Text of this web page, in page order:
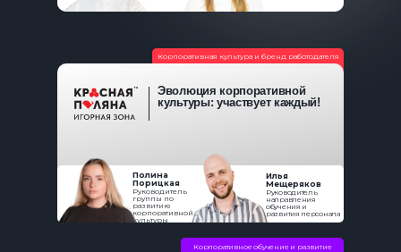
Корпоративное обучение и развитие
Илья
Мещеряков
Руководитель
направления
обучения и
развития персонала
Руководитель
группы по
развитию
корпоративной
культуры
Полина
Порицкая
Эволюция корпоративной
культуры: участвует каждый!
Корпоративная культура и бренд работодателя